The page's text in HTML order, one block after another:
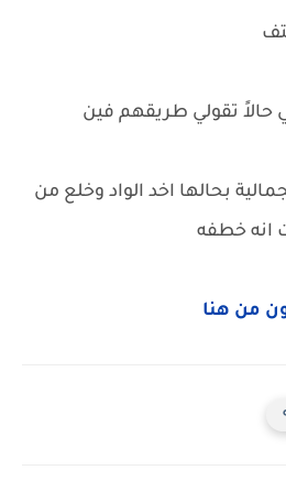
تقولي طريقهم فين
بحالها اخد الواد وخلع من
انه خطفه
من هنا